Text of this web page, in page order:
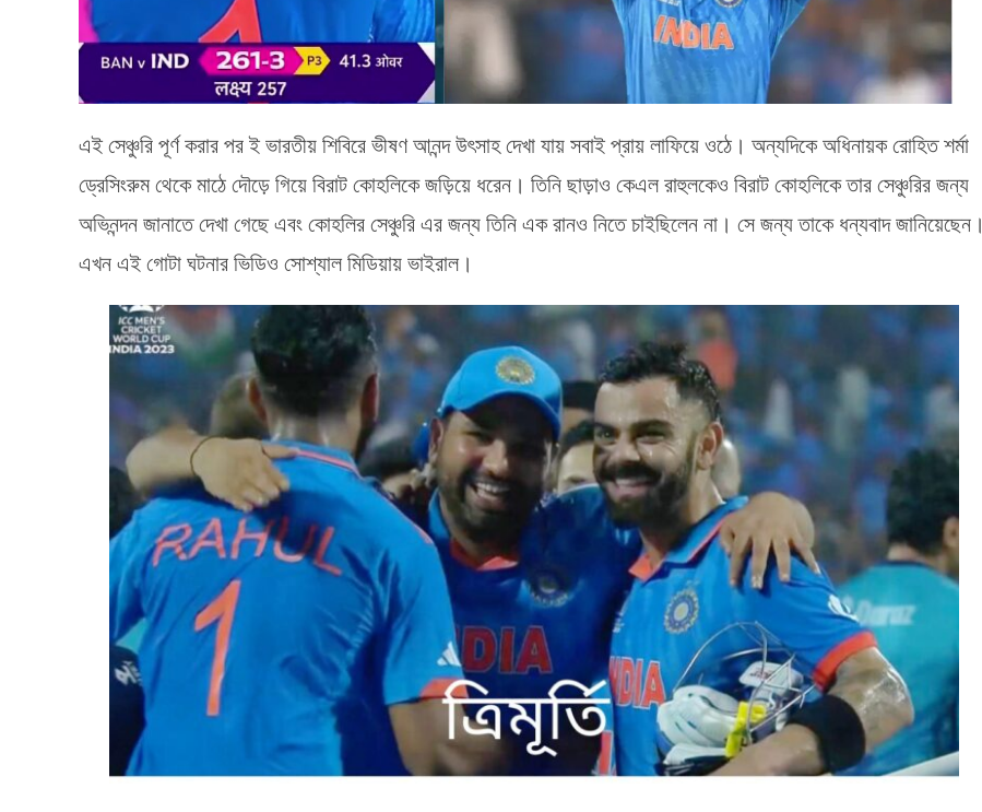
এই সেঞ্চুরি পূর্ণ করার পর ই ভারতীয় শিবিরে ভীষণ আনন্দ উৎসাহ দেখা যায় সবাই প্রায় লাফিয়ে ওঠে। অন্যদিকে অধিনায়ক রোহিত শর্মা
ড্রেসিংরুম থেকে মাঠে দৌড়ে গিয়ে বিরাট কোহলিকে জড়িয়ে ধরেন। তিনি ছাড়াও কেএল রাহুলকেও বিরাট কোহলিকে তার সেঞ্চুরির জন্য
অভিনন্দন জানাতে দেখা গেছে এবং কোহলির সেঞ্চুরি এর জন্য তিনি এক রানও নিতে চাইছিলেন না। সে জন্য তাকে ধন্যবাদ জানিয়েছেন।
এখন এই গোটা ঘটনার ভিডিও সোশ্যাল মিডিয়ায় ভাইরাল।